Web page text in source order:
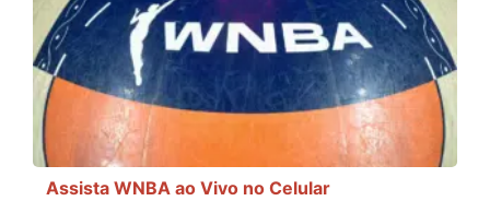
Assista WNBA ao Vivo no Celular